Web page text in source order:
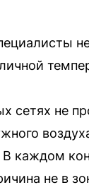
сетях не
каждом
не в